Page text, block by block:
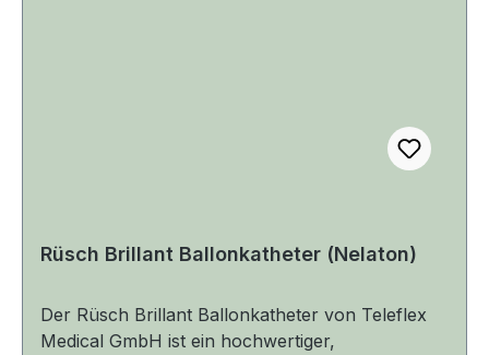
Rüsch Brillant Ballonkatheter (Nelaton)
Der Rüsch Brillant Ballonkatheter von Teleflex
Medical GmbH ist ein hochwertiger,